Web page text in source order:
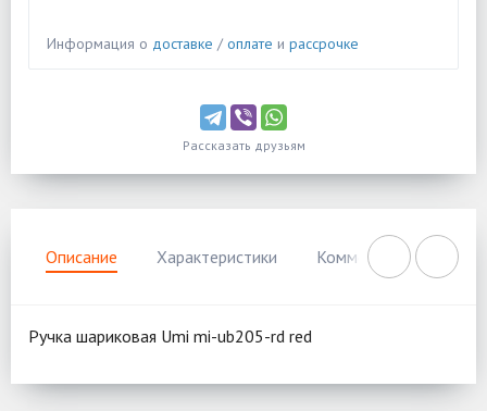
Информация о доставке /оплате и рассрочке
Рассказать друзьям
Описание Характеристики Комментарии
Ручка шариковая Umi mi-ub205-rd red